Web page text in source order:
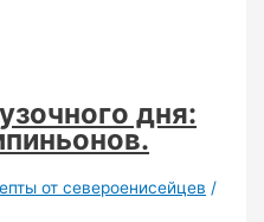
дня:
от североенисейцев /